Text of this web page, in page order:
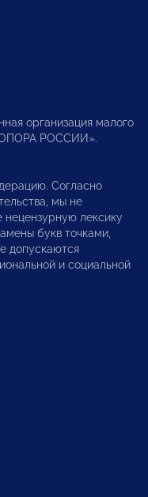
организация малого
РОССИИ».
Согласно
мы не
лексику
букв точками,
допускаются
и социальной